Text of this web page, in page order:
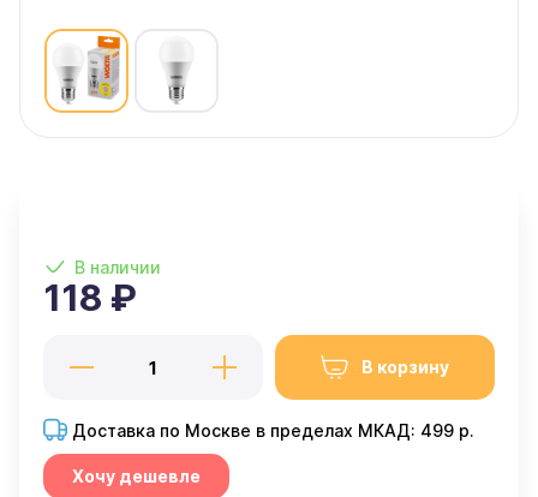
В наличии
118 ₽
В корзину
Доставка по Москве в пределах МКАД: 499 р.
Хочу дешевле